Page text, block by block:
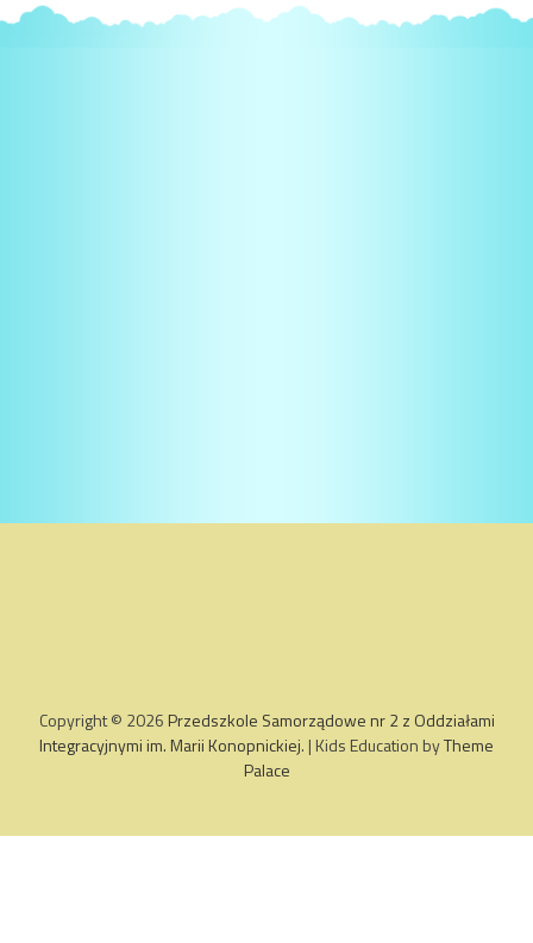
Copyright © 2026 Przedszkole Samorządowe nr 2 z Oddziałami
Integracyjnymi im. Marii Konopnickiej. | Kids Education byTheme
Palace